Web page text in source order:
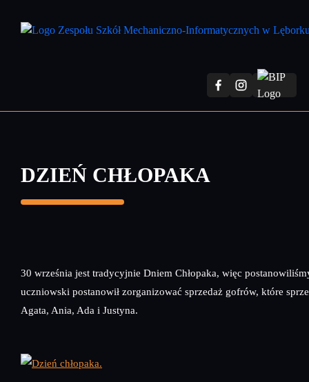
DZIEŃ CHŁOPAKA
30 września jest tradycyjnie Dniem Chłopaka, więc
uczniowski postanowił zorganizować sprzedaż gofrów, które
Agata, Ania, Ada i Justyna.